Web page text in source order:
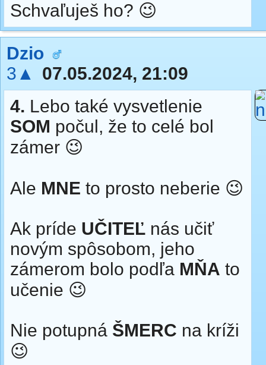
Schvaľuješ ho? 😉
Dzio
3▲
07.05.2024, 21:09
4. Lebo také vysvetlenie
SOM počul, že to celé bol
zámer 😉
Ale MNE to prosto neberie 😉
Ak príde UČITEĽ nás učiť
novým spôsobom, jeho
zámerom bolo podľa MŇA to
učenie 😉
Nie potupná ŠMERC na kríži
😉